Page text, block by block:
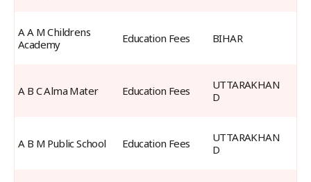
A A M Childrens
Academy
Education Fees BIHAR
A B C Alma Mater Education Fees
UTTARAKHAN
D
A B M Public School Education Fees
UTTARAKHAN
D